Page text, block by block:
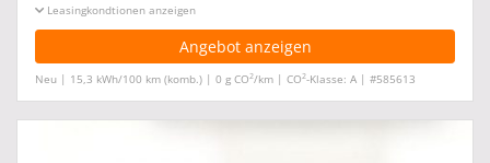
Leasingkonditionen ein-/ausblenden
Angebot anzeigen
Neu | 15,3 kWh/100 km (komb.) | 0 g CO2/km | CO2-Klasse: A | #585613